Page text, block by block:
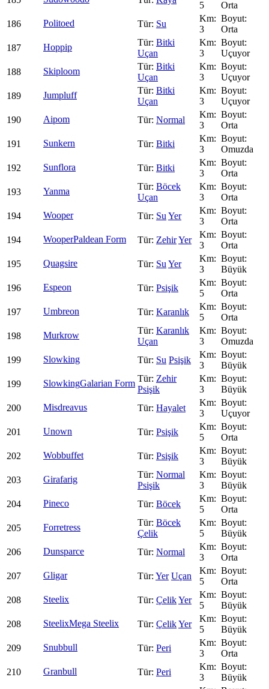
5
Orta
186
Politoed Su
3
Orta
187
Hoppip
Bitki
Uçan
3
Uçuyor
188
Skiploom
Bitki
Uçan
3
Uçuyor
189
Jumpluff
Bitki
Uçan
3
Uçuyor
190
Aipom Normal
3
Orta
191
Sunkern Bitki
3
Omuzda
192
Sunflora Bitki
3
Orta
193
Yanma
Böcek
Uçan
3
Orta
194
Wooper Su Yer
3
Orta
194
WooperPaldean Form ZehirYer
3
Orta
195
Quagsire Su Yer
3
Büyük
196
Espeon Psişik
5
Orta
197
Umbreon Karanlık
5
Orta
198
Murkrow
Karanlık
Uçan
3
Omuzda
199
Slowking Su Psişik
3
Büyük
199
SlowkingGalarian Form
Zehir
Psişik
3
Büyük
200
Misdreavus Hayalet
3
Uçuyor
201
Unown Psişik
5
Orta
202
Wobbuffet Psişik
3
Büyük
203
Girafarig
Normal
Psişik
3
Büyük
204
Pineco Böcek
5
Orta
205
Forretress
Böcek
Çelik
5
Büyük
206
Dunsparce Normal
3
Orta
207
Gligar Yer Uçan
5
Orta
208
Steelix ÇelikYer
5
Büyük
208
SteelixMega Steelix ÇelikYer
5
Büyük
209
Snubbull Peri
3
Orta
210
Granbull Peri
3
Büyük